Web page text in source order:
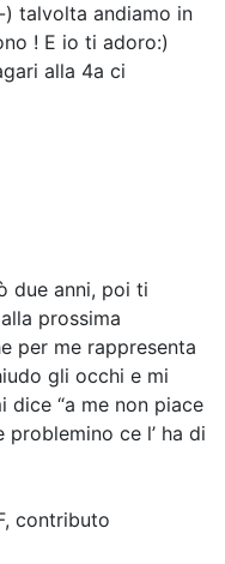
talvolta andiamo in
! E io ti adoro:)
alla 4a ci
due anni, poi ti
prossima
per me rappresenta
gli occhi e mi
dice “a me non piace
ce l’ ha di
contributo